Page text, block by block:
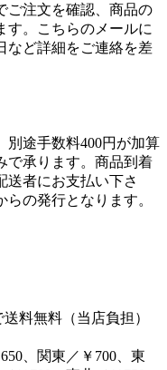
ご注文を確認、商品の
す。こちらのメールに
など詳細をご連絡を差
別途手数料400円が加算
で承ります。商品到着
送者にお支払い下さ
の発行となります。
料無料（当店負担）
、関東／￥700、東